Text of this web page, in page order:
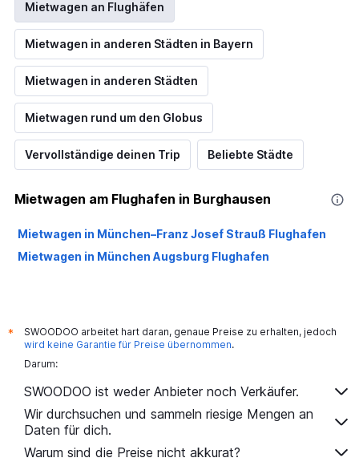
Mietwagen an Flughäfen
Mietwagen in anderen Städten in Bayern
Mietwagen in anderen Städten
Mietwagen rund um den Globus
Vervollständige deinen Trip Beliebte Städte
Mietwagen am Flughafen in Burghausen
Mietwagen in München–Franz Josef Strauß Flughafen
Mietwagen in München Augsburg Flughafen
*
SWOODOO arbeitet hart daran, genaue Preise zu erhalten, jedoch
wird keine Garantie für Preise übernommen.
Darum:
SWOODOO ist weder Anbieter noch Verkäufer.
Wir durchsuchen und sammeln riesige Mengen an
Daten für dich.
Warum sind die Preise nicht akkurat?